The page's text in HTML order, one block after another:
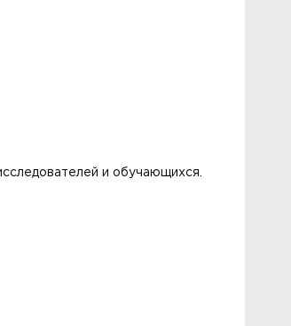
и обучающихся.